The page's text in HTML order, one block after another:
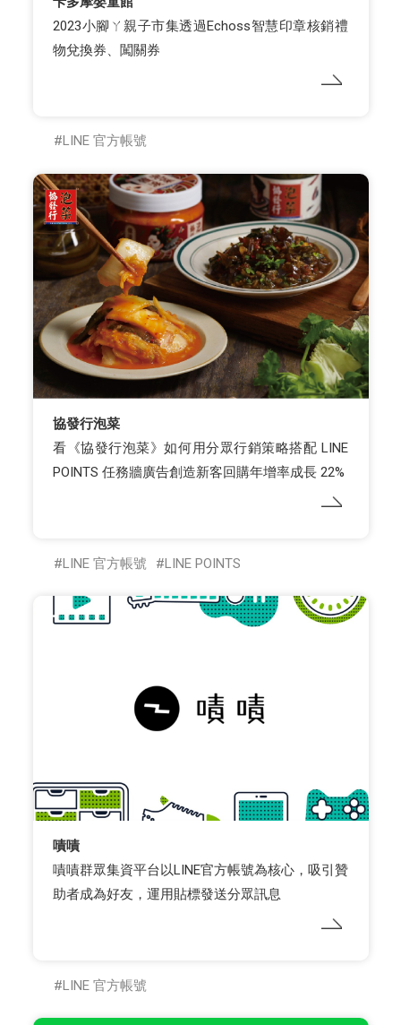
2023小腳ㄚ親子市集透過Echoss智慧印章核銷禮
物兌換券、闖關券
LINE 官方帳號
協發行泡菜
看《協發行泡菜》如何用分眾行銷策略搭配 LINE
POINTS 任務牆廣告創造新客回購年增率成長 22%
LINE 官方帳號 LINE POINTS
嘖嘖
嘖嘖群眾集資平台以LINE官方帳號為核心，吸引贊
助者成為好友，運用貼標發送分眾訊息
LINE 官方帳號